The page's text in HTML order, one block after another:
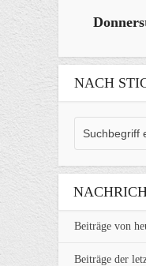
NACH
Beiträge von
Beiträge der